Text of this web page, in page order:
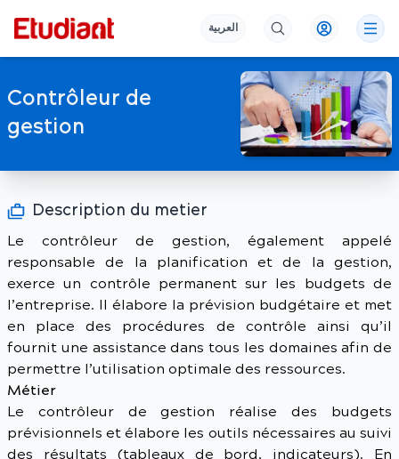
العربية
Contrôleur de
gestion
Description du metier
Le contrôleur de gestion, également appelé
responsable de la planification et de la gestion,
exerce un contrôle permanent sur les budgets de
l’entreprise. Il élabore la prévision budgétaire et met
en place des procédures de contrôle ainsi qu’il
fournit une assistance dans tous les domaines afin de
permettre l’utilisation optimale des ressources.
Métier
Le contrôleur de gestion réalise des budgets
prévisionnels et élabore les outils nécessaires au suivi
des résultats (tableaux de bord, indicateurs). En